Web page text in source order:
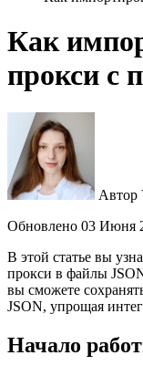
Как
прокси с
Автор
Обновлено 03 Июня
В этой статье вы
прокси в файлы
вы сможете
JSON, упрощая
Начало